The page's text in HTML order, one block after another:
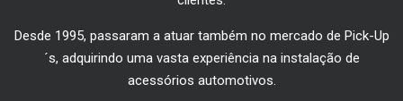
Desde 1995, passaram a atuar também no mercado de Pick-Up
´s, adquirindo uma vasta experiência na instalação de
acessórios automotivos.